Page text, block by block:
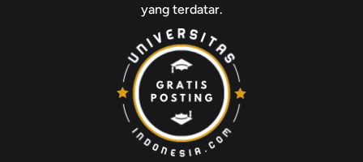
yang terdatar.